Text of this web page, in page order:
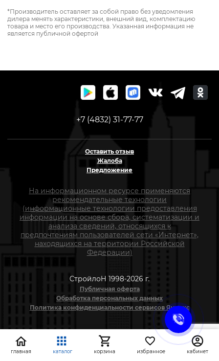
*Производитель оставляет за собой право без уведомления
дилера менять характеристики, внешний вид, комплектацию
товара и место его производства. Указанная информация не
является публичной офертой
+7 (4832) 31-77-77
Оставить отзыв
Жалоба
Предложение
На информационном ресурсе применяются
рекомендательные технологии
(информационные технологии предоставления
информации на основе сбора, систематизации и
анализа сведений, относящихся к
предпочтениям пользователей сети «Интернет»,
находящихся на территории Российской
Федерации)
СтройлоН 1998-2026 г.
Публичная оферта
Обработка персональных данных
Политика конфиденциальности сервисов Яндекс
главная каталог корзина избранное кабинет